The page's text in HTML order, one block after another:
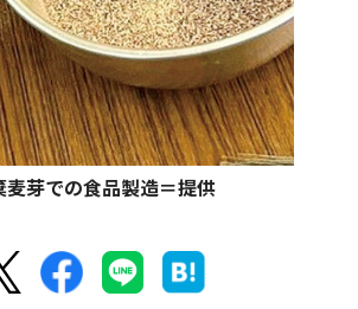
麦芽での食品製造＝提供